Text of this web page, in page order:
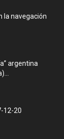
la navegación
argentina
12-20